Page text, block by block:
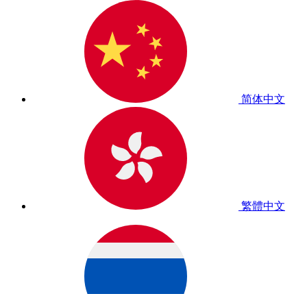
简体中文
繁體中文